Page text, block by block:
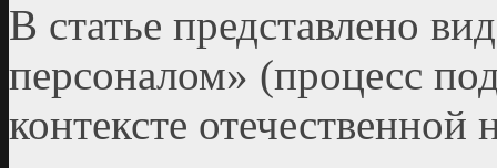
В статье представлено
персоналом» (процесс
контексте